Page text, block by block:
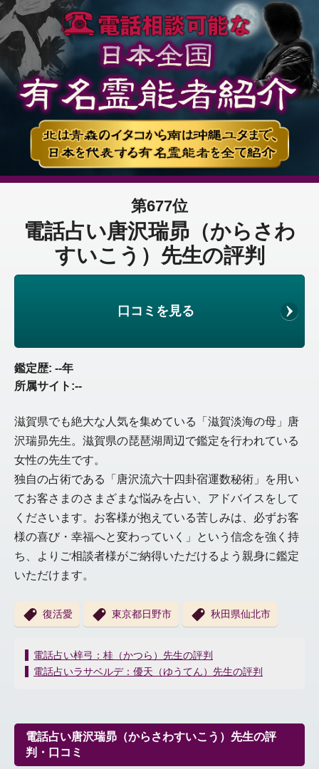
第677位
電話占い唐沢瑞昴（からさわ
すいこう）先生の評判
口コミを見る
鑑定歴: --年
所属サイト:--
滋賀県でも絶大な人気を集めている「滋賀淡海の母」唐
沢瑞昴先生。滋賀県の琵琶湖周辺で鑑定を行われている
女性の先生です。
独自の占術である「唐沢流六十四卦宿運数秘術」を用い
てお客さまのさまざまな悩みを占い、アドバイスをして
くださいます。お客様が抱えている苦しみは、必ずお客
様の喜び・幸福へと変わっていく」という信念を強く持
ち、よりご相談者様がご納得いただけるよう親身に鑑定
いただけます。
復活愛 東京都日野市 秋田県仙北市
投
稿
ー
シ
ョ
電話占い梓弓：桂（かつら）先生の評判
電話占いラサベルデ：優天（ゆうてん）先生の評判
電話占い唐沢瑞昴（からさわすいこう）先生の評
判・口コミ